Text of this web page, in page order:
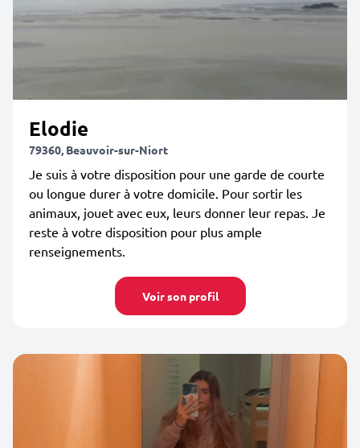
Elodie
79360, Beauvoir-sur-Niort
Je suis à votre disposition pour une garde de courte
ou longue durer à votre domicile. Pour sortir les
animaux, jouet avec eux, leurs donner leur repas. Je
reste à votre disposition pour plus ample
renseignements.
Voir son profil